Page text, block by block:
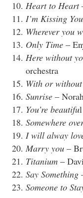
Heart to Heart
I’m Kissing You
Wherever you
Only Time –
Here without
orchestra
With or
Sunrise–
You’re beautiful
Somewhere
I will alway
Marry you–
Titanium–
Say Something
Someone to